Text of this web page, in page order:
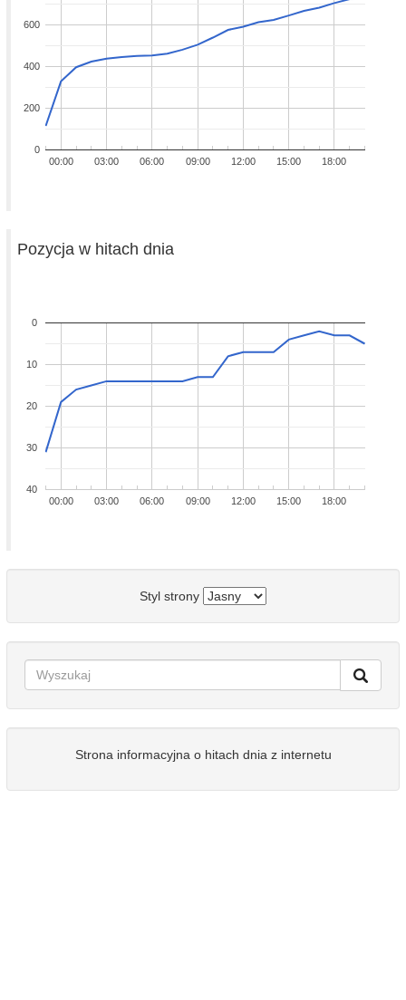
00:00 03:00 06:00 09:00 12:00 15:00 18:00
0
200
400
600
Pozycja w hitach dnia
00:00 03:00 06:00 09:00 12:00 15:00 18:00
0
10
20
30
40
Styl strony
Strona informacyjna o hitach dnia z internetu